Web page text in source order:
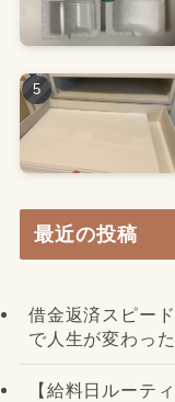
最近の投稿
借金返済スピー
で人生が変わっ
【給料日ルーテ